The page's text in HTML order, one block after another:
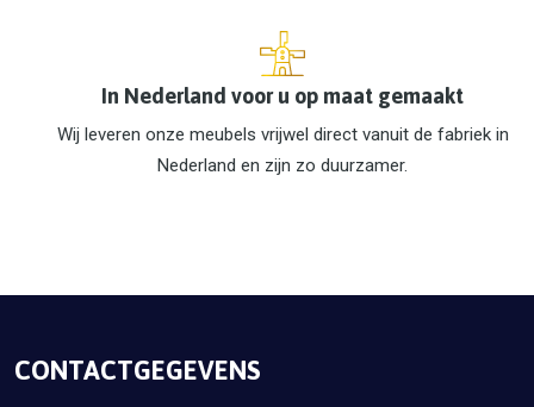
In Nederland voor u op maat gemaakt
Wij leveren onze meubels vrijwel direct vanuit de fabriek in
Nederland en zijn zo duurzamer.
CONTACTGEGEVENS